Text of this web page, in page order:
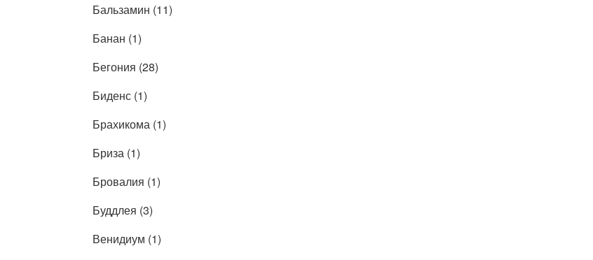
Бальзамин (11)
Банан (1)
Бегония (28)
Биденс (1)
Брахикома (1)
Бриза (1)
Бровалия (1)
Буддлея (3)
Венидиум (1)